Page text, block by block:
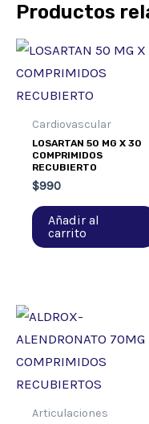
Productos
Cardiovascular
LOSARTAN 50 MG X 30
COMPRIMIDOS
RECUBIERTO
$990
Añadir al
carrito
Articulaciones